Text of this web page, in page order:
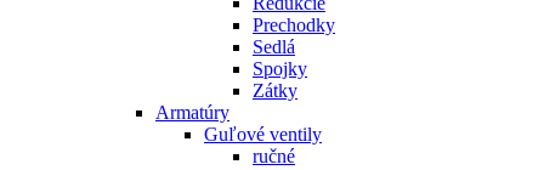
Prechodky
Sedlá
Spojky
Zátky
Armatúry
Guľové ventily
ručné